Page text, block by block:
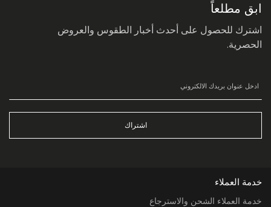
ابق مطلعاً
اشترك للحصول على أحدث أخبار الطقوس والعروض
الحصرية.
اشتراك
خدمة العملاء
خدمة العملاء الشحن والاسترجاع